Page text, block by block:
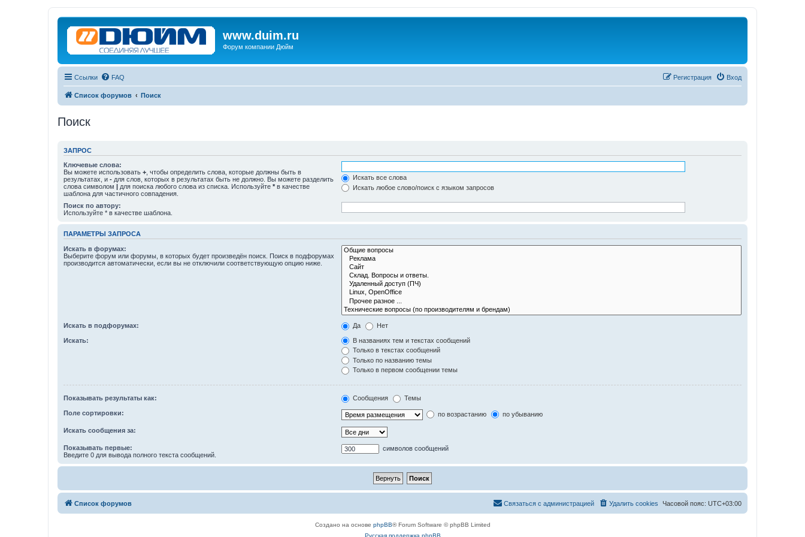
www.duim.ru
Форум компании Дюйм
Ссылки FAQ Вход
Регистрация
Список форумов Поиск
Поиск
ЗАПРОС
Ключевые слова:
Вы можете использовать + , чтобы определить слова, которые должны быть в
результатах, и - для слов, которых в результатах быть не должно. Вы можете разделить
слова символом | для поиска любого слова из списка. Используйте * в качестве
шаблона для частичного совпадения.
Искать все слова
Искать любое слово/поиск с языком запросов
Поиск по автору:
Используйте * в качестве шаблона.
ПАРАМЕТРЫ ЗАПРОСА
Искать в форумах:
Выберите форум или форумы, в которых будет произведён поиск. Поиск в подфорумах
производится автоматически, если вы не отключили соответствующую опцию ниже.
Искать в подфорумах: Да Нет
Искать:
В названиях тем и текстах сообщений
Только в текстах сообщений
Только по названию темы
Только в первом сообщении темы
Показывать результаты как: Сообщения Темы
Поле сортировки: по возрастанию по убыванию
Искать сообщения за:
Показывать первые:
Введите 0 для вывода полного текста сообщений.
символов сообщений
Список форумов Часовой пояс: UTC+03:00
Удалить cookies
Связаться с администрацией
Создано на основе phpBB® Forum Software © phpBB Limited
Русская поддержка phpBB